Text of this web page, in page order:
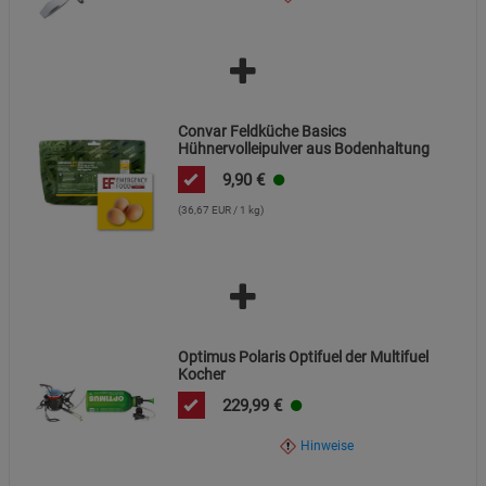
muss.
Outdoor-Aktivitäten konzipiert und nicht als Waffe
Convar Feldküche Basics
Hühnervolleipulver aus Bodenhaltung
9,90 €
(36,67 EUR / 1 kg)
Optimus Polaris Optifuel der Multifuel
Kocher
229,99 €
Hinweise